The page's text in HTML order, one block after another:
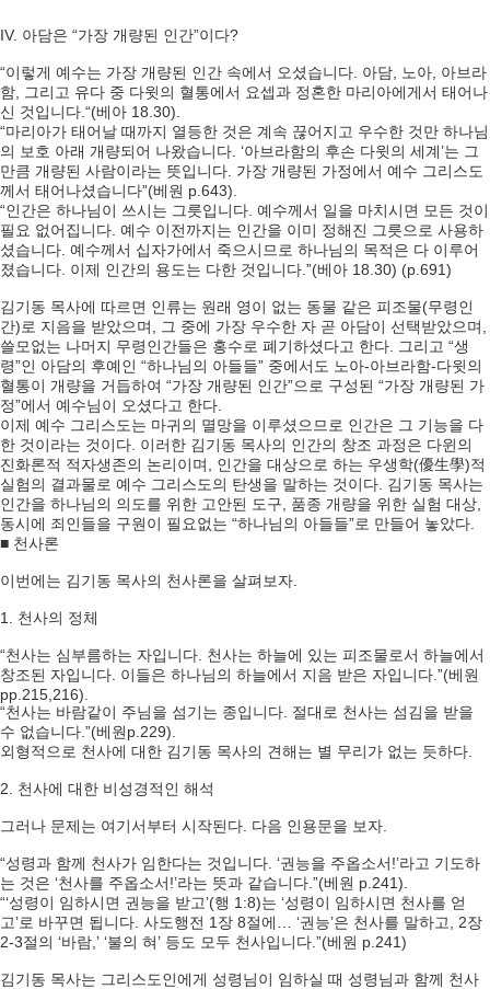
IV. 아담은 “가장 개량된 인간”이다?
“이렇게 예수는 가장 개량된 인간 속에서 오셨습니다. 아담, 노아, 아브라
함, 그리고 유다 중 다윗의 혈통에서 요셉과 정혼한 마리아에게서 태어나
신 것입니다.“(베아 18.30).
“마리아가 태어날 때까지 열등한 것은 계속 끊어지고 우수한 것만 하나님
의 보호 아래 개량되어 나왔습니다. ‘아브라함의 후손 다윗의 세계’는 그
만큼 개량된 사람이라는 뜻입니다. 가장 개량된 가정에서 예수 그리스도
께서 태어나셨습니다”(베원 p.643).
“인간은 하나님이 쓰시는 그릇입니다. 예수께서 일을 마치시면 모든 것이
필요 없어집니다. 예수 이전까지는 인간을 이미 정해진 그릇으로 사용하
셨습니다. 예수께서 십자가에서 죽으시므로 하나님의 목적은 다 이루어
졌습니다. 이제 인간의 용도는 다한 것입니다.”(베아 18.30) (p.691)
김기동 목사에 따르면 인류는 원래 영이 없는 동물 같은 피조물(무령인
간)로 지음을 받았으며, 그 중에 가장 우수한 자 곧 아담이 선택받았으며,
쓸모없는 나머지 무령인간들은 홍수로 폐기하셨다고 한다. 그리고 “생
령”인 아담의 후예인 “하나님의 아들들” 중에서도 노아-아브라함-다윗의
혈통이 개량을 거듭하여 “가장 개량된 인간”으로 구성된 “가장 개량된 가
정”에서 예수님이 오셨다고 한다.
이제 예수 그리스도는 마귀의 멸망을 이루셨으므로 인간은 그 기능을 다
한 것이라는 것이다. 이러한 김기동 목사의 인간의 창조 과정은 다윈의
진화론적 적자생존의 논리이며, 인간을 대상으로 하는 우생학(優生學)적
실험의 결과물로 예수 그리스도의 탄생을 말하는 것이다. 김기동 목사는
인간을 하나님의 의도를 위한 고안된 도구, 품종 개량을 위한 실험 대상,
동시에 죄인들을 구원이 필요없는 “하나님의 아들들”로 만들어 놓았다.
■ 천사론
이번에는 김기동 목사의 천사론을 살펴보자.
1. 천사의 정체
“천사는 심부름하는 자입니다. 천사는 하늘에 있는 피조물로서 하늘에서
창조된 자입니다. 이들은 하나님의 하늘에서 지음 받은 자입니다.”(베원
pp.215,216).
“천사는 바람같이 주님을 섬기는 종입니다. 절대로 천사는 섬김을 받을
수 없습니다.”(베원p.229).
외형적으로 천사에 대한 김기동 목사의 견해는 별 무리가 없는 듯하다.
2. 천사에 대한 비성경적인 해석
그러나 문제는 여기서부터 시작된다. 다음 인용문을 보자.
“성령과 함께 천사가 임한다는 것입니다. ‘권능을 주옵소서!’라고 기도하
는 것은 ‘천사를 주옵소서!’라는 뜻과 같습니다.”(베원 p.241).
“‘성령이 임하시면 권능을 받고’(행 1:8)는 ‘성령이 임하시면 천사를 얻
고’로 바꾸면 됩니다. 사도행전 1장 8절에… ‘권능’은 천사를 말하고, 2장
2-3절의 ‘바람,’ ‘불의 혀’ 등도 모두 천사입니다.”(베원 p.241)
김기동 목사는 그리스도인에게 성령님이 임하실 때 성령님과 함께 천사